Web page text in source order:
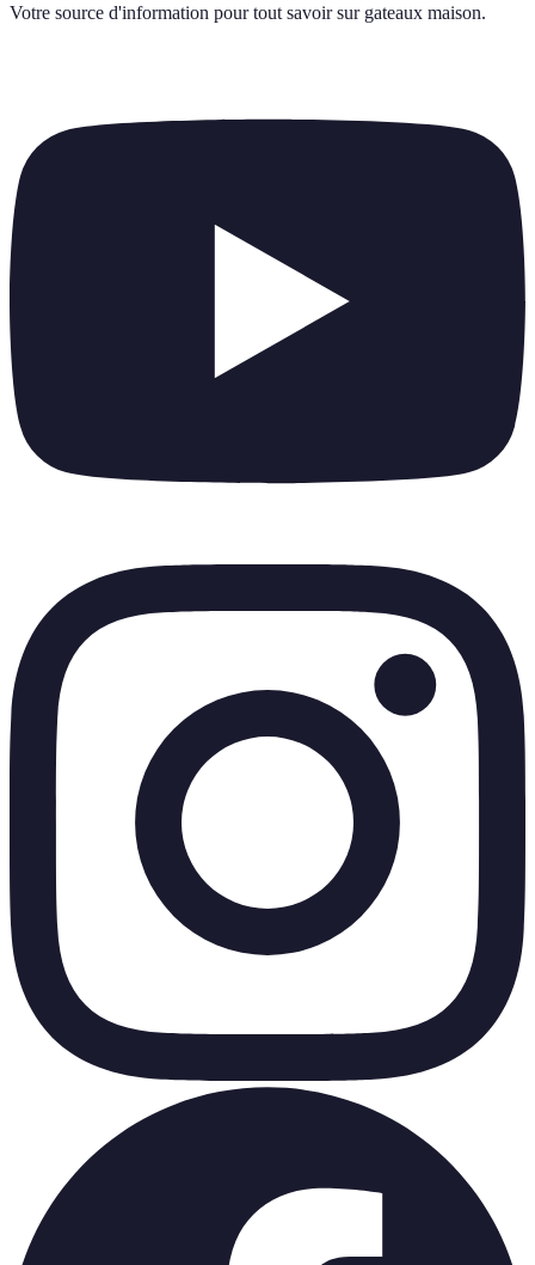
Votre source d'information pour tout savoir sur gateaux maison.